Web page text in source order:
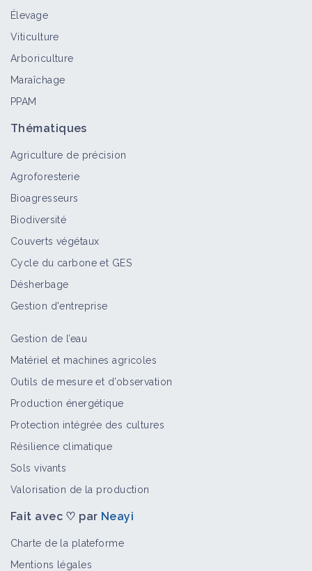
Élevage
Viticulture
Arboriculture
Maraîchage
PPAM
Thématiques
Agriculture de précision
Agroforesterie
Bioagresseurs
Biodiversité
Couverts végétaux
Cycle du carbone et GES
Désherbage
Gestion d'entreprise
Gestion de l’eau
Matériel et machines agricoles
Outils de mesure et d’observation
Production énergétique
Protection intégrée des cultures
Résilience climatique
Sols vivants
Valorisation de la production
Fait avec ♡ par Neayi
Charte de la plateforme
Mentions légales